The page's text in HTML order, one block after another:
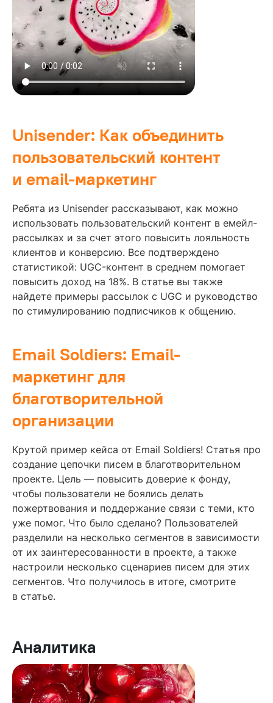
Unisender: Как объединить
пользовательский контент
и email-маркетинг
Ребята из Unisender рассказывают, как можно
использовать пользовательский контент в емейл-
рассылках и за счет этого повысить лояльность
клиентов и конверсию. Все подтверждено
статистикой: UGC-контент в среднем помогает
повысить доход на 18%. В статье вы также
найдете примеры рассылок с UGC и руководство
по стимулированию подписчиков к общению.
Email Soldiers: Email-
маркетинг для
благотворительной
организации
Крутой пример кейса от Email Soldiers! Статья про
создание цепочки писем в благотворительном
проекте. Цель — повысить доверие к фонду,
чтобы пользователи не боялись делать
пожертвования и поддержание связи с теми, кто
уже помог. Что было сделано? Пользователей
разделили на несколько сегментов в зависимости
от их заинтересованности в проекте, а также
настроили несколько сценариев писем для этих
сегментов. Что получилось в итоге, смотрите
в статье.
Аналитика